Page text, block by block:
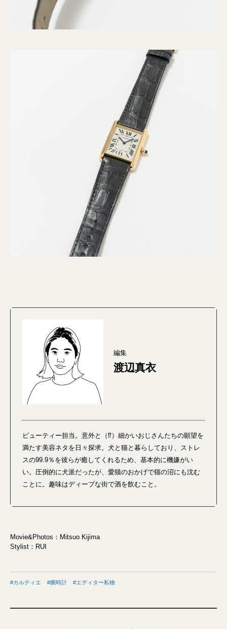
編集
渡辺真衣
ビューティー担当。意外と（⁉）細かいおじさんたちの願望を
満たす美容ネタを日々探求。犬と猫と暮らしており、ストレ
スの99.9％を彼らが癒してくれるため、基本的に機嫌がい
い。圧倒的に犬派だったが、愛猫のおかげで猫の沼にも沈む
ことに。趣味はディープな街で酒を飲むこと。
Movie&Photos：Mitsuo Kijima
Stylist：RUI
カルティエ 腕時計 エディター私物